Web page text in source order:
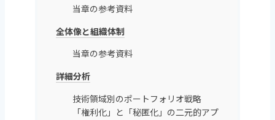
当章の参考資料
全体像と組織体制
当章の参考資料
詳細分析
技術領域別のポートフォリオ戦略
「権利化」と「秘匿化」の二元的アプ